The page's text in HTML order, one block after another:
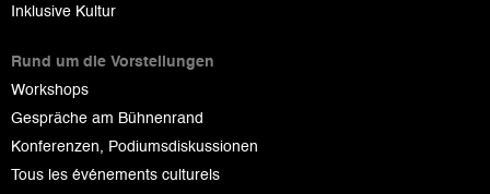
Inklusive Kultur
Rund um die Vorstellungen
Workshops
Gespräche am Bühnenrand
Konferenzen, Podiumsdiskussionen
Tous les événements culturels